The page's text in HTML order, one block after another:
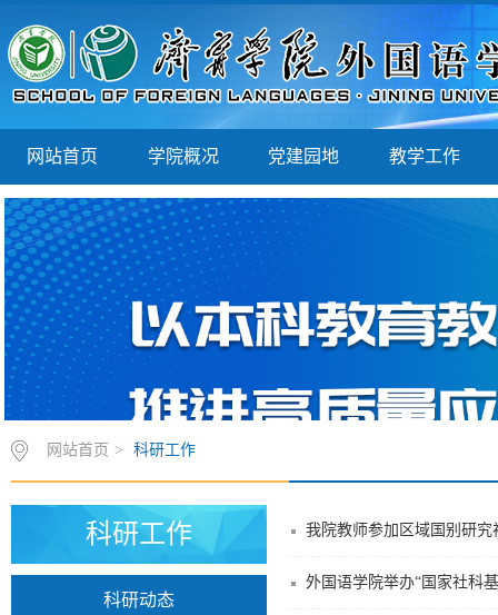
网站首页 学院概况 党建园地 教学工作
网站首页 > 科研工作
科研工作
科研动态
我院教师参加区域国别研究
外国语学院举办“国家社科